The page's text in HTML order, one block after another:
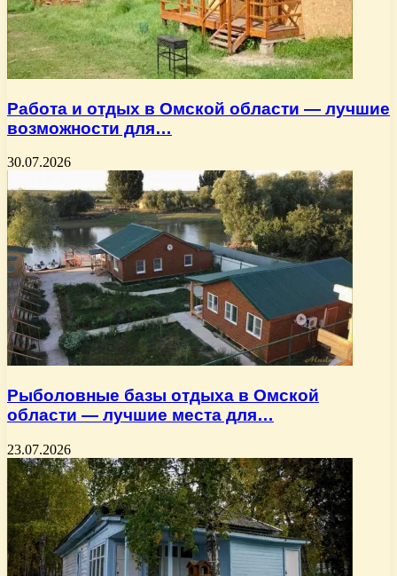
Работа и отдых в Омской области — лучшие
возможности для…
30.07.2026
Рыболовные базы отдыха в Омской
области — лучшие места для…
23.07.2026